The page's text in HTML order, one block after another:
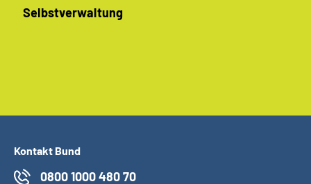
Selbstverwaltung
Kontakt Bund
0800 1000 480 70